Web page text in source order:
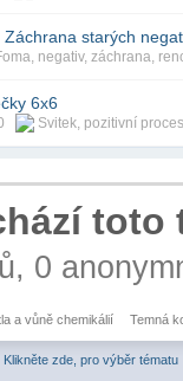
Záchrana starých
negativ, záchrana
6x6
Svitek pozitivní proces
toto
0
a vůně chemikálií Temná
Klikněte zde, pro výběr tématu